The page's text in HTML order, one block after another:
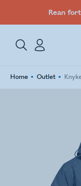
Rean
Home Outlet